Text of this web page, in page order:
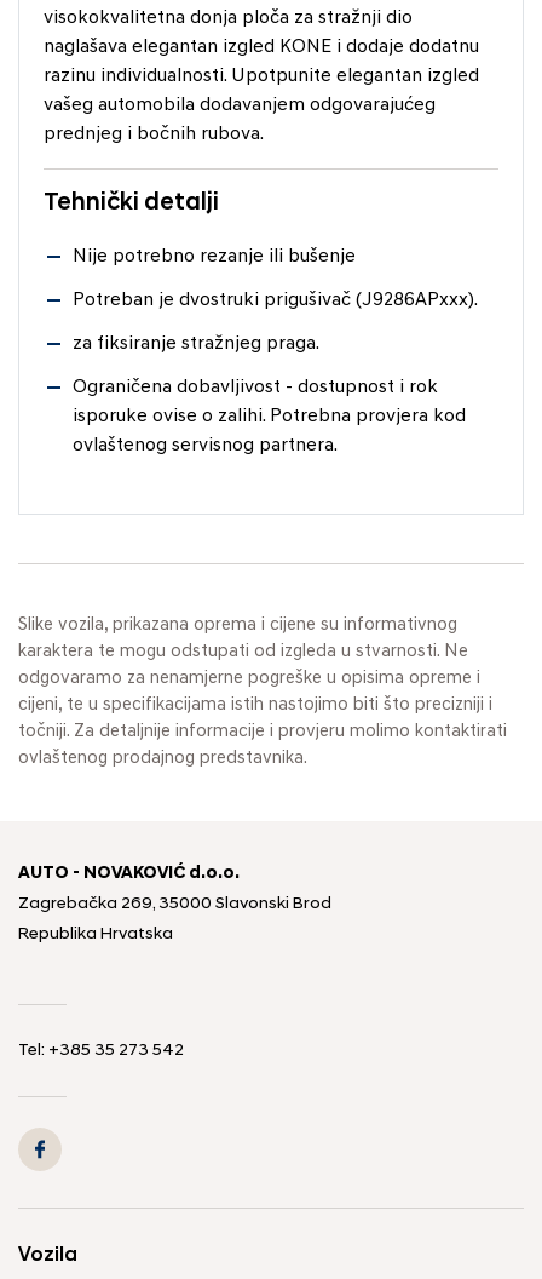
visokokvalitetna donja ploča za stražnji dio
naglašava elegantan izgled KONE i dodaje dodatnu
razinu individualnosti. Upotpunite elegantan izgled
vašeg automobila dodavanjem odgovarajućeg
prednjeg i bočnih rubova.
Tehnički detalji
Nije potrebno rezanje ili bušenje
Potreban je dvostruki prigušivač (J9286APxxx).
za fiksiranje stražnjeg praga.
Ograničena dobavljivost - dostupnost i rok
isporuke ovise o zalihi. Potrebna provjera kod
ovlaštenog servisnog partnera.
Slike vozila, prikazana oprema i cijene su informativnog
karaktera te mogu odstupati od izgleda u stvarnosti. Ne
odgovaramo za nenamjerne pogreške u opisima opreme i
cijeni, te u specifikacijama istih nastojimo biti što precizniji i
točniji. Za detaljnije informacije i provjeru molimo kontaktirati
ovlaštenog prodajnog predstavnika.
AUTO - NOVAKOVIĆ d.o.o.
Zagrebačka 269, 35000 Slavonski Brod
Republika Hrvatska
Tel: +385 35 273 542
Vozila